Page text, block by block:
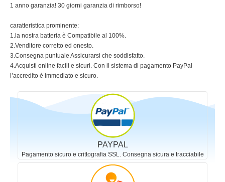
1 anno garanzia! 30 giorni garanzia di rimborso!
caratteristica prominente:
1.la nostra batteria è Compatibile al 100%.
2.Venditore corretto ed onesto.
3.Consegna puntuale Assicurarsi che soddisfatto.
4.Acquisti online facili e sicuri. Con il sistema di pagamento PayPal
l’accredito è immediato e sicuro.
PAYPAL
Pagamento sicuro e crittografia SSL. Consegna sicura e tracciabile